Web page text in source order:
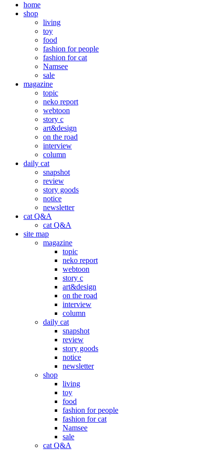
home
shop
living
toy
food
fashion for people
fashion for cat
Namsee
sale
magazine
topic
neko report
webtoon
story c
art&design
on the road
interview
column
daily cat
snapshot
review
story goods
notice
newsletter
cat Q&A
cat Q&A
site map
magazine
topic
neko report
webtoon
story c
art&design
on the road
interview
column
daily cat
snapshot
review
story goods
notice
newsletter
shop
living
toy
food
fashion for people
fashion for cat
Namsee
sale
cat Q&A